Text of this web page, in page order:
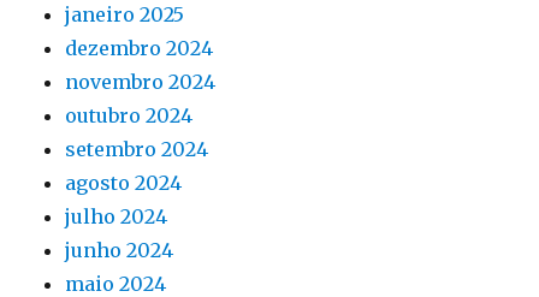
janeiro 2025
dezembro 2024
novembro 2024
outubro 2024
setembro 2024
agosto 2024
julho 2024
junho 2024
maio 2024